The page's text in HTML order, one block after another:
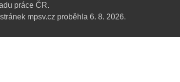
práce ČR.
mpsv.cz proběhla 6. 8. 2026.